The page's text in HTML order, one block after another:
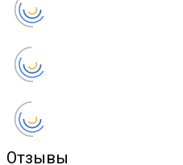
Отзывы